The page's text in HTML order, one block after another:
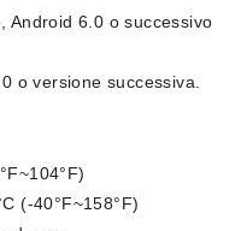
Android 6.0 o successivo
o versione successiva.
(-40°F~158°F)